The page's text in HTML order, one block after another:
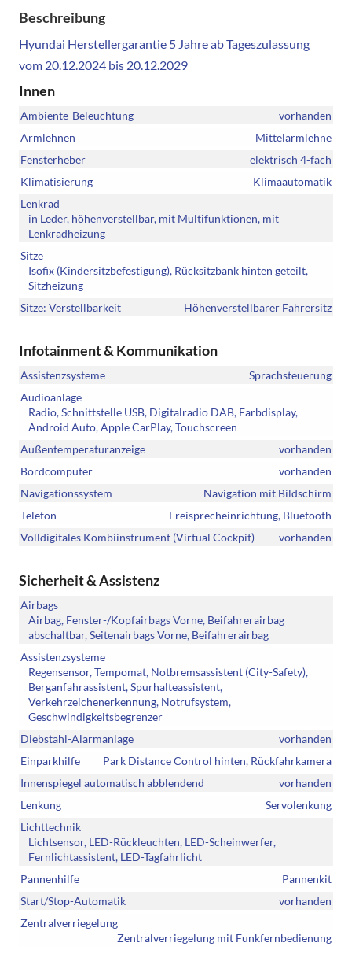
Beschreibung
Hyundai Herstellergarantie 5 Jahre ab Tageszulassung
vom 20.12.2024 bis 20.12.2029
Innen
Ambiente-Beleuchtung
vorhanden
Armlehnen
Mittelarmlehne
Fensterheber
elektrisch 4-fach
Klimatisierung
Klimaautomatik
Lenkrad
in Leder, höhenverstellbar, mit Multifunktionen, mit
Lenkradheizung
Sitze
Isofix (Kindersitzbefestigung), Rücksitzbank hinten geteilt,
Sitzheizung
Sitze: Verstellbarkeit
Höhenverstellbarer Fahrersitz
Infotainment & Kommunikation
Assistenzsysteme
Sprachsteuerung
Audioanlage
Radio, Schnittstelle USB, Digitalradio DAB, Farbdisplay,
Android Auto, Apple CarPlay, Touchscreen
Außentemperaturanzeige
vorhanden
Bordcomputer
vorhanden
Navigationssystem
Navigation mit Bildschirm
Telefon
Freisprecheinrichtung, Bluetooth
Volldigitales Kombiinstrument (Virtual Cockpit)
vorhanden
Sicherheit & Assistenz
Airbags
Airbag, Fenster-/Kopfairbags Vorne, Beifahrerairbag
abschaltbar, Seitenairbags Vorne, Beifahrerairbag
Assistenzsysteme
Regensensor, Tempomat, Notbremsassistent (City-Safety),
Berganfahrassistent, Spurhalteassistent,
Verkehrzeichenerkennung, Notrufsystem,
Geschwindigkeitsbegrenzer
Diebstahl-Alarmanlage
vorhanden
Einparkhilfe
Park Distance Control hinten, Rückfahrkamera
Innenspiegel automatisch abblendend
vorhanden
Lenkung
Servolenkung
Lichttechnik
Lichtsensor, LED-Rückleuchten, LED-Scheinwerfer,
Fernlichtassistent, LED-Tagfahrlicht
Pannenhilfe
Pannenkit
Start/Stop-Automatik
vorhanden
Zentralverriegelung
Zentralverriegelung mit Funkfernbedienung